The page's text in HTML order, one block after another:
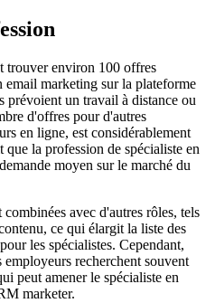
trouver environ 100 offres
email marketing sur la plateforme
un travail à distance ou
d'offres pour d'autres
en ligne, est considérablement
la profession de spécialiste en
moyen sur le marché du
avec d'autres rôles, tels
ce qui élargit la liste des
les spécialistes. Cependant,
recherchent souvent
peut amener le spécialiste en
marketer.